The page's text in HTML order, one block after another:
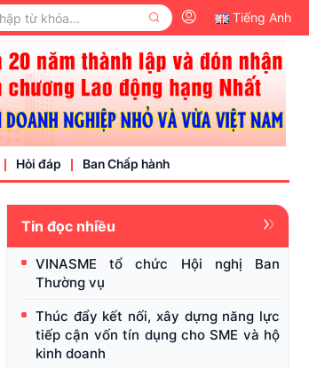
Tiếng Anh
luật
Hỏi đáp Ban Chấp hành
Tin đọc nhiều
VINASME tổ chức Hội nghị Ban
Thường vụ
Thúc đẩy kết nối, xây dựng năng lực
tiếp cận vốn tín dụng cho SME và hộ
kinh doanh